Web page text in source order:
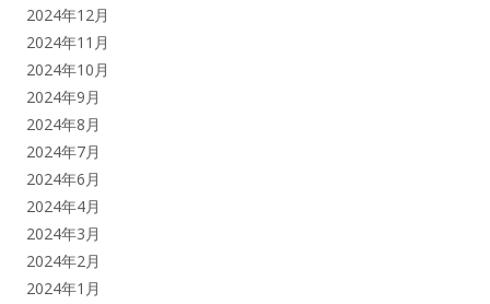
2024年12月
2024年11月
2024年10月
2024年9月
2024年8月
2024年7月
2024年6月
2024年4月
2024年3月
2024年2月
2024年1月